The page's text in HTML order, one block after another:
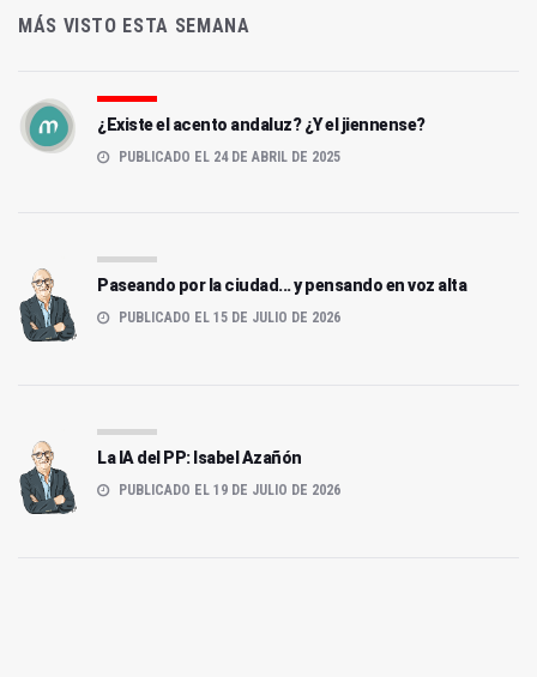
MÁS VISTO ESTA SEMANA
¿Existe el acento andaluz? ¿Y el jiennense?
PUBLICADO EL 24 DE ABRIL DE 2025
Paseando por la ciudad... y pensando en voz alta
PUBLICADO EL 15 DE JULIO DE 2026
La IA del PP: Isabel Azañón
PUBLICADO EL 19 DE JULIO DE 2026